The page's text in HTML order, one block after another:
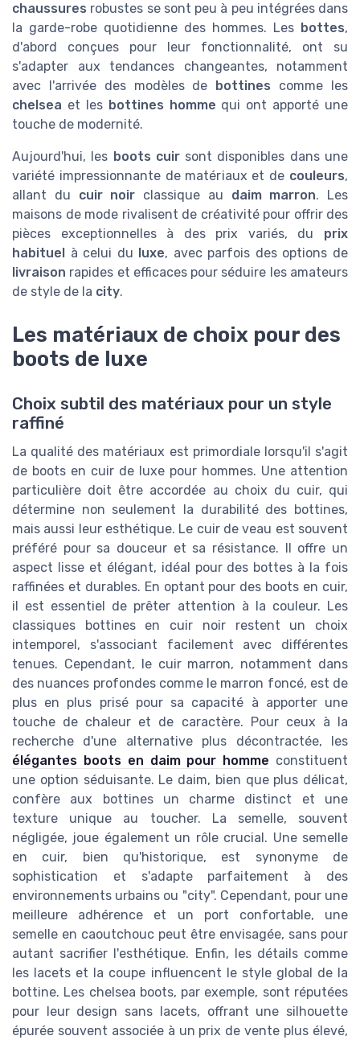
chaussures robustes se sont peu à peu intégrées dans
la garde-robe quotidienne des hommes. Les bottes,
d'abord conçues pour leur fonctionnalité, ont su
s'adapter aux tendances changeantes, notamment
avec l'arrivée des modèles de bottines comme les
chelsea et les bottines homme qui ont apporté une
touche de modernité.
Aujourd'hui, les boots cuirsont disponibles dans une
variété impressionnante de matériaux et de couleurs,
allant du cuir noir classique au daim marron. Les
maisons de mode rivalisent de créativité pour offrir des
pièces exceptionnelles à des prix variés, du prix
habituel à celui du luxe, avec parfois des options de
livraison rapides et efficaces pour séduire les amateurs
de style de la city.
Les matériaux de choix pour des
boots de luxe
Choix subtil des matériaux pour un style
raffiné
La qualité des matériaux est primordiale lorsqu'il s'agit
de boots en cuir de luxe pour hommes. Une attention
particulière doit être accordée au choix du cuir, qui
détermine non seulement la durabilité des bottines,
mais aussi leur esthétique. Le cuir de veau est souvent
préféré pour sa douceur et sa résistance. Il offre un
aspect lisse et élégant, idéal pour des bottes à la fois
raffinées et durables. En optant pour des boots en cuir,
il est essentiel de prêter attention à la couleur. Les
classiques bottines en cuir noir restent un choix
intemporel, s'associant facilement avec différentes
tenues. Cependant, le cuir marron, notamment dans
des nuances profondes comme le marron foncé, est de
plus en plus prisé pour sa capacité à apporter une
touche de chaleur et de caractère. Pour ceux à la
recherche d'une alternative plus décontractée, les
élégantes boots en daim pour homme constituent
une option séduisante. Le daim, bien que plus délicat,
confère aux bottines un charme distinct et une
texture unique au toucher. La semelle, souvent
négligée, joue également un rôle crucial. Une semelle
en cuir, bien qu'historique, est synonyme de
sophistication et s'adapte parfaitement à des
environnements urbains ou "city". Cependant, pour une
meilleure adhérence et un port confortable, une
semelle en caoutchouc peut être envisagée, sans pour
autant sacrifier l'esthétique. Enfin, les détails comme
les lacets et la coupe influencent le style global de la
bottine. Les chelsea boots, par exemple, sont réputées
pour leur design sans lacets, offrant une silhouette
épurée souvent associée à un prix de vente plus élevé,